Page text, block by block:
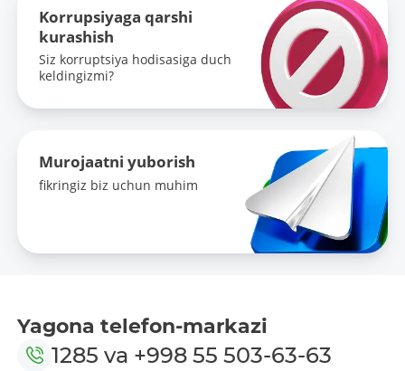
Korrupsiyaga qarshi
kurashish
Siz korruptsiya hodisasiga duch
keldingizmi?
Murojaatni yuborish
fikringiz biz uchun muhim
Yagona telefon-markazi
1285 va +998 55 503-63-63